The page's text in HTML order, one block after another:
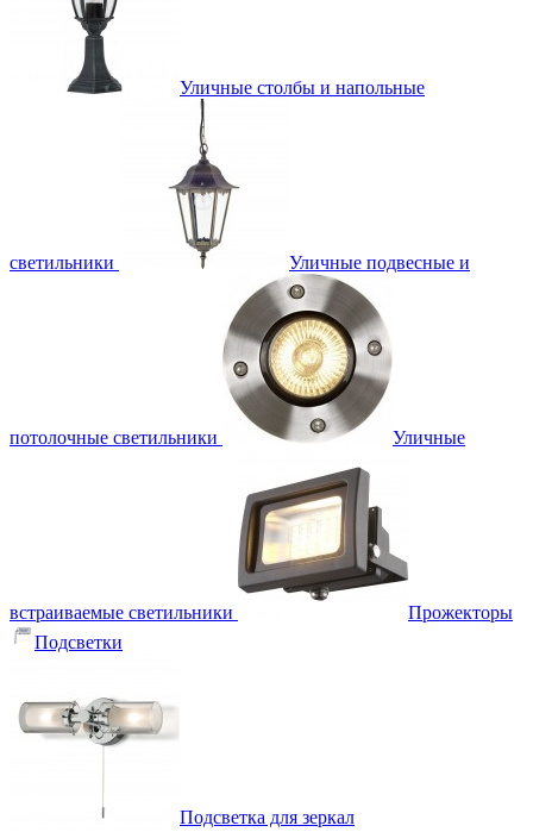
Уличные столбы и напольные
светильники Уличные подвесные и
потолочные светильники Уличные
встраиваемые светильники
Прожекторы
Подсветки
Подсветка для зеркал